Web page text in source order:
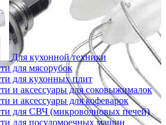
Для кухонной техники
для мясорубок
для кухонных плит
и аксессуары для соковыжималок
и аксессуары для кофеварок
для СВЧ (микроволновых печей)
для посудомоечных машин